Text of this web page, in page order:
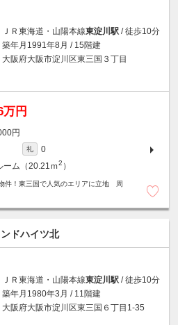
ＪＲ東海道・山陽本線東淀川駅 / 徒歩10分
築年月1991年8月 / 15階建
大阪府大阪市淀川区東三国３丁目
万円
円
礼
0
ーム（20.21ｍ2 ）
件！東三国で人気のエリアに立地 周
ドハイツ北
ＪＲ東海道・山陽本線東淀川駅 / 徒歩10分
築年月1980年3月 / 11階建
大阪府大阪市淀川区東三国６丁目1-35